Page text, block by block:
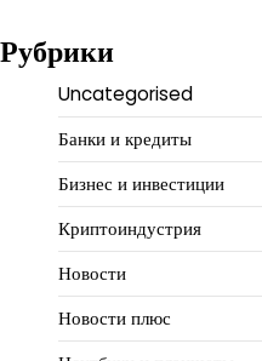
Рубрики
Uncategorised
Банки и кредиты
Бизнес и инвестиции
Криптоиндустрия
Новости
Новости плюс